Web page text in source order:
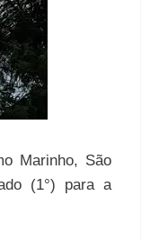
Marinho, São
(1°) para a